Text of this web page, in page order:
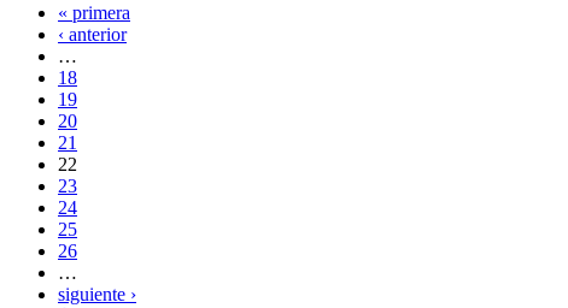
« primera
‹ anterior
…
18
19
20
21
22
23
24
25
26
…
siguiente ›